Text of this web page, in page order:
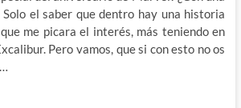
el saber que dentro hay una historia
me picara el interés, más teniendo en
Pero vamos, que si con esto no os